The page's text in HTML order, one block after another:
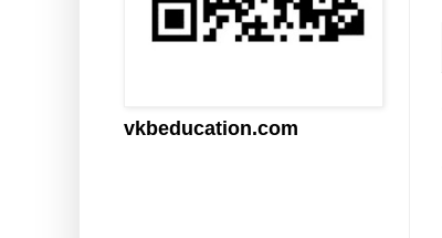
vkbeducation.com